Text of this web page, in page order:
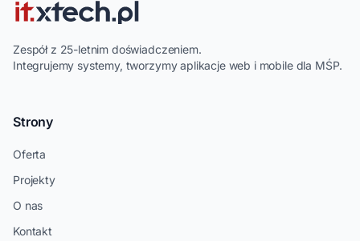
Zespół z 25-letnim doświadczeniem.
Integrujemy systemy, tworzymy aplikacje web i mobile dla MŚP.
Strony
Oferta
Projekty
O nas
Kontakt